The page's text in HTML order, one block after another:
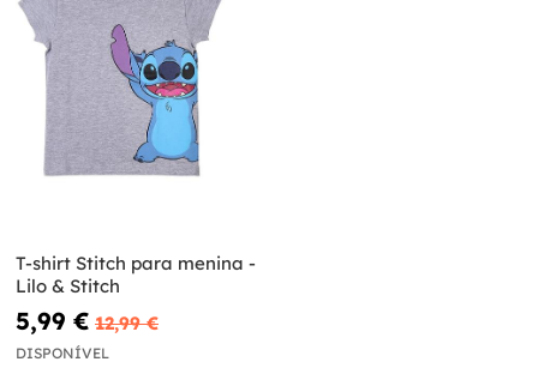
T-shirt Stitch para menina -
Lilo & Stitch
5,99 € 12,99 €
DISPONÍVEL